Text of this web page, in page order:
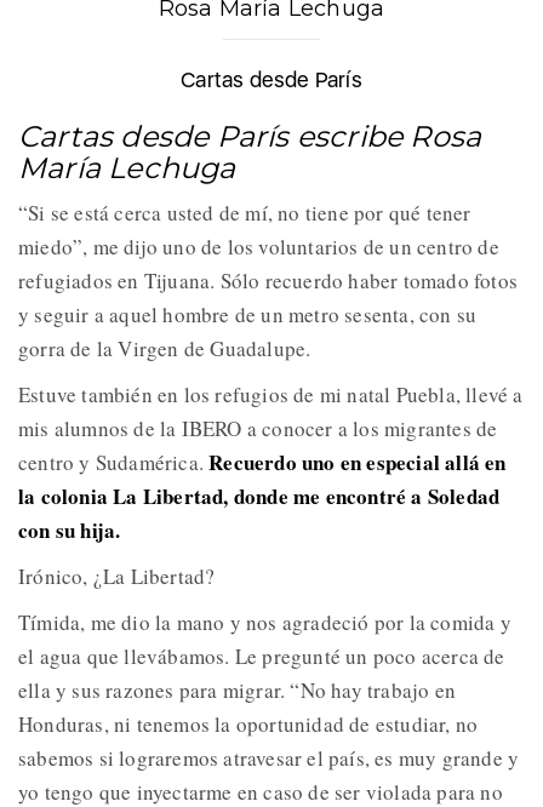
Rosa María Lechuga
Cartas desde París
Cartas desde París escribe Rosa
María Lechuga
“Si se está cerca usted de mí, no tiene por qué tener
miedo”, me dijo uno de los voluntarios de un centro de
refugiados en Tijuana. Sólo recuerdo haber tomado fotos
y seguir a aquel hombre de un metro sesenta, con su
gorra de la Virgen de Guadalupe.
Estuve también en los refugios de mi natal Puebla, llevé a
mis alumnos de la IBERO a conocer a los migrantes de
centro y Sudamérica.Recuerdo uno en especial allá en
la colonia La Libertad, donde me encontré a Soledad
con su hija.
Irónico, ¿La Libertad?
Tímida, me dio la mano y nos agradeció por la comida y
el agua que llevábamos. Le pregunté un poco acerca de
ella y sus razones para migrar. “No hay trabajo en
Honduras, ni tenemos la oportunidad de estudiar, no
sabemos si lograremos atravesar el país, es muy grande y
yo tengo que inyectarme en caso de ser violada para no